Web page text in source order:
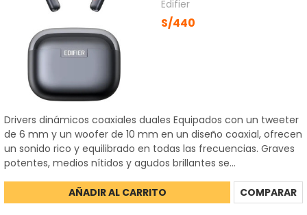
Edifier
S/440
Drivers dinámicos coaxiales duales Equipados con un tweeter
de 6 mm y un woofer de 10 mm en un diseño coaxial, ofrecen
un sonido rico y equilibrado en todas las frecuencias. Graves
potentes, medios nítidos y agudos brillantes se...
AÑADIR AL CARRITO COMPARAR